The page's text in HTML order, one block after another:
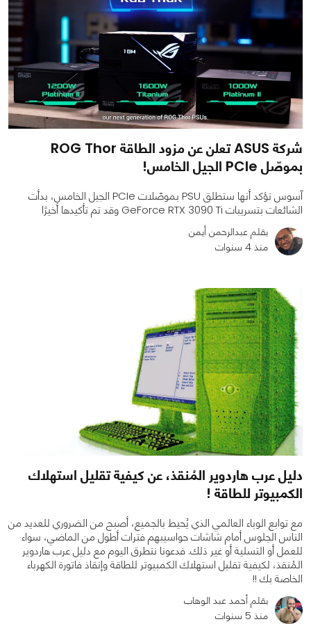
شركة ASUS تعلن عن مزود الطاقة ROG Thor
بموصّل PCIe الجيل الخامس!
آسوس تؤكد أنها ستطلق PSU بموصّلات PCIe الجيل الخامس، بدأت
الشائعات بتسريبات GeForce RTX 3090 Ti وقد تم تأكيدها أخيرًا
بقلم عبدالرحمن أيمن
منذ 4 سنوات
6087
دليل عرب هاردوير المُنقذ، عن كيفية تقليل استهلاك
الكمبيوتر للطاقة !
مع توابع الوباء العالمي الذي يُحيط بالجميع، أصبح من الضروري للعديد من
الناس الجلوس أمام شاشات حواسيبهم فترات أطول من الماضي، سواء
للعمل أو التسلية أو غير ذلك. فدعونا نتطرق اليوم مع دليل عرب هاردوير
المُنقذ، لكيفية تقليل استهلاك الكمبيوتر للطاقة وإنقاذ فاتورة الكهرباء
الخاصة بك !!
بقلم أحمد عبد الوهاب
منذ 5 سنوات